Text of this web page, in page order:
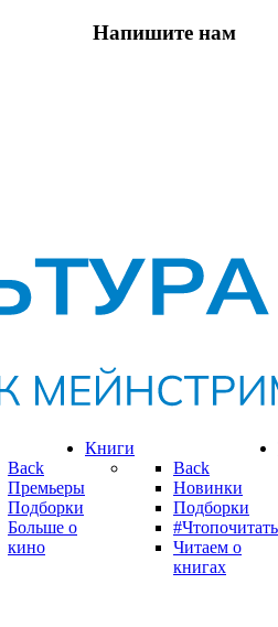
Напишите нам
Back
Премьеры
Подборки
Больше о
кино
Книги
Back
Новинки
Подборки
#Чтопочитать
Читаем о
книгах